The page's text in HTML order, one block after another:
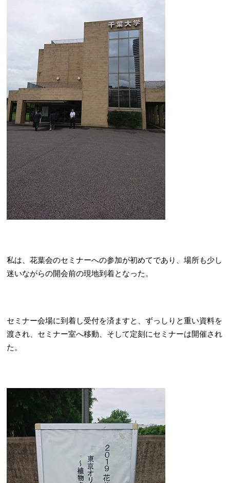
私は、花葉会のセミナーへの参加が初めてであり、場所も少し
迷いながらの開会前の現地到着となった。
セミナー会場に到着し受付を済ますと、ずっしりと重い資料を
渡され、セミナー室へ移動、そして定刻にセミナーは開催され
た。